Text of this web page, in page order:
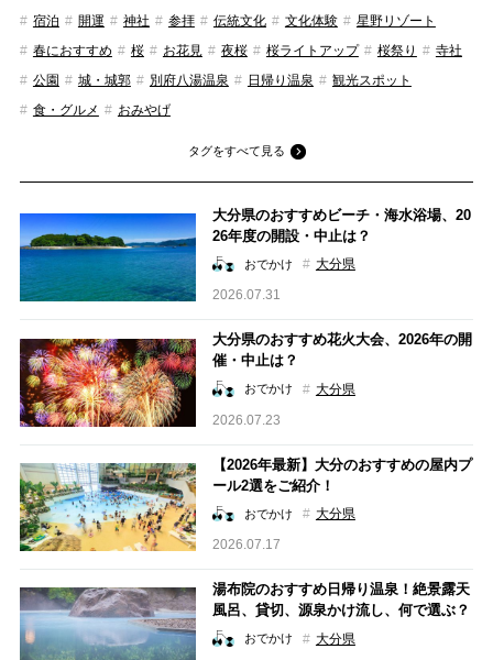
宿泊
開運 神社 参拝 伝統文化 文化体験
星野リゾート
春におすすめ
桜 お花見 夜桜 桜ライトアップ 桜祭り
寺社
公園
城・城郭 別府八湯温泉 日帰り温泉
観光スポット
食・グルメ
おみやげ
タグをすべて見る
大分県のおすすめビーチ・海水浴場、20
26年度の開設・中止は？
おでかけ
大分県
2026.07.31
大分県のおすすめ花火大会、2026年の開
催・中止は？
おでかけ
大分県
2026.07.23
【2026年最新】大分のおすすめの屋内プ
ール2選をご紹介！
おでかけ
大分県
2026.07.17
湯布院のおすすめ日帰り温泉！絶景露天
風呂、貸切、源泉かけ流し、何で選ぶ？
おでかけ
大分県